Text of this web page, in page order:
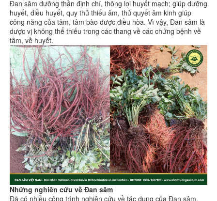
Đan sâm dưỡng thần định chí, thông lợi huyết mạch; giúp dưỡng
huyết, điều huyết, quy thủ thiếu âm, thủ quyết âm kinh giúp
công năng của tâm, tâm bào được điều hòa. Vì vậy, Đan sâm là
dược vị không thể thiếu trong các thang về các chứng bệnh về
tâm, về huyết.
Những nghiên cứu về Đan sâm
Đã có nhiều công trình nghiên cứu về tác dụng của Đan sâm.